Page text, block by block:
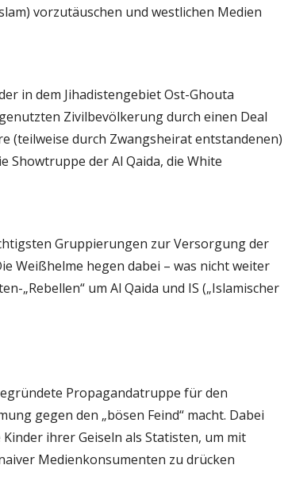
vorzutäuschen und westlichen Medien
in dem Jihadistengebiet Ost-Ghouta
Zivilbevölkerung durch einen Deal
(teilweise durch Zwangsheirat entstandenen)
Showtruppe der Al Qaida, die White
Gruppierungen zur Versorgung der
Weißhelme hegen dabei – was nicht weiter
„Rebellen“ um Al Qaida und IS („Islamischer
Propagandatruppe für den
gegen den „bösen Feind“ macht. Dabei
ihrer Geiseln als Statisten, um mit
Medienkonsumenten zu drücken